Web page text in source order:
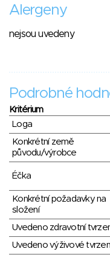
Alergeny
nejsou uvedeny
Podrobné
Kritérium
Loga
Konkrétní země
původu/výrobce
Éčka
Konkrétní požadavky na
složení
Uvedeno zdravotní
Uvedeno výživové